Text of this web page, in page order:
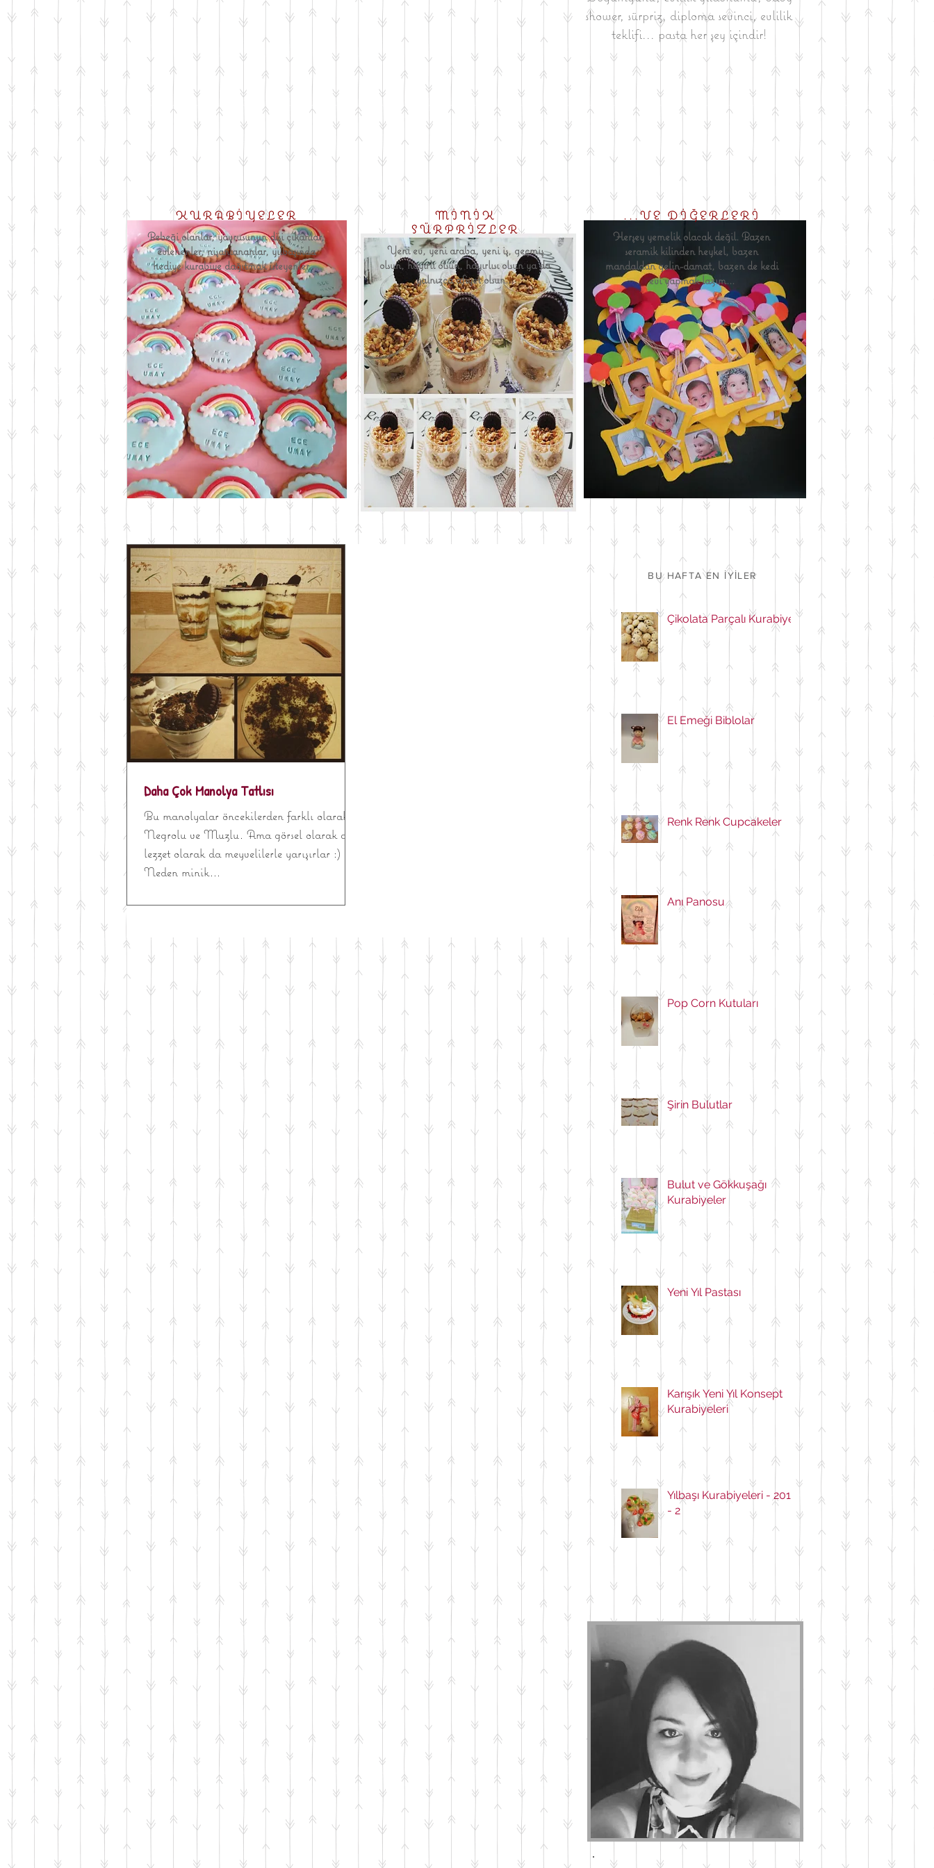
shower, sürpriz, diploma sevinci, evlilik
teklifi... pasta her şey içindir!
KURABİYELER
Bebeği olanlar, yavrusunun dişi çıkanlar,
evlenenler, nişanlananlar, yılbaşında
hediye kurabiye dağıtmak isteyenler....
MİNİK
SÜRPRİZLER
Yeni ev, yeni araba, yeni iş, geçmiş
olsun, hayırlı olsun, hayırlısı olsun ya da
yalnızca afiyet olsun...
...VE DİĞERLERİ
Herşey yemelik olacak değil. Bazen
seramik kilinden heykel, bazen
mandaldan gelin-damat, bazen de kedi
evi yapmak lazım...
Daha Çok Manolya Tatlısı
Bu manolyalar öncekilerden farklı olarak
Negrolu ve Muzlu. Ama görsel olarak da
lezzet olarak da meyvelilerle yarışırlar :)
Neden minik...
BU HAFTA EN İYİLER
Çikolata Parçalı Kurabiye
El Emeği Biblolar
Renk Renk Cupcakeler
Anı Panosu
Pop Corn Kutuları
Şirin Bulutlar
Bulut ve Gökkuşağı
Kurabiyeler
Yeni Yıl Pastası
Karışık Yeni Yıl Konsept
Kurabiyeleri
Yılbaşı Kurabiyeleri - 2018
- 2